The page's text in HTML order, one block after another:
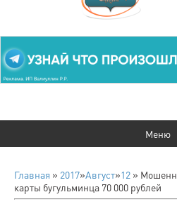
Главная » 2017»Август»12 »
карты бугульминца 70 000 рублей